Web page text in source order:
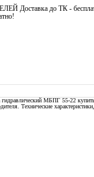
Доставка до ТК -
гидравлический МБПГ 55-22
Технические